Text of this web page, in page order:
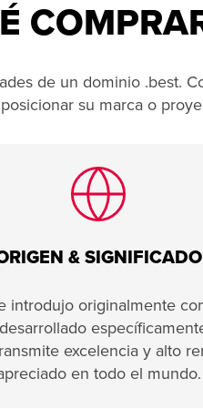
de un dominio .best.
su marca o
& SIGNIFICADO
introdujo originalmente
excelencia y alto
en todo el mundo.